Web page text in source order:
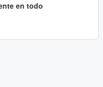
en todo